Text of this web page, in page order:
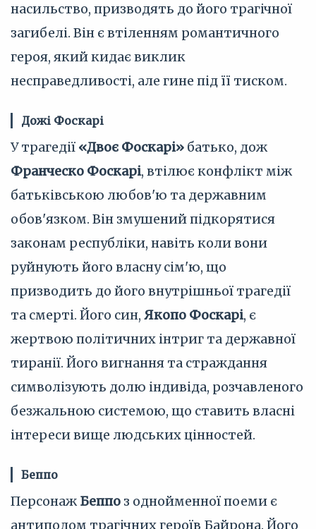
насильство, призводять до його трагічної
загибелі. Він є втіленням романтичного
героя, який кидає виклик
несправедливості, але гине під її тиском.
Дожі Фоскарі
У трагедії «Двоє Фоскарі» батько, дож
Франческо Фоскарі, втілює конфлікт між
батьківською любов'ю та державним
обов'язком. Він змушений підкорятися
законам республіки, навіть коли вони
руйнують його власну сім'ю, що
призводить до його внутрішньої трагедії
та смерті. Його син, Якопо Фоскарі, є
жертвою політичних інтриг та державної
тиранії. Його вигнання та страждання
символізують долю індивіда, розчавленого
безжальною системою, що ставить власні
інтереси вище людських цінностей.
Беппо
ПерсонажБеппо з однойменної поеми є
антиподом трагічних героїв Байрона. Його